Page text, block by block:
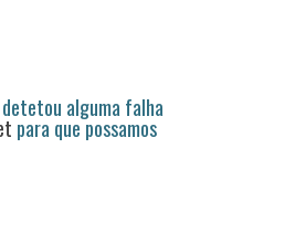
alguma falha
para que possamos